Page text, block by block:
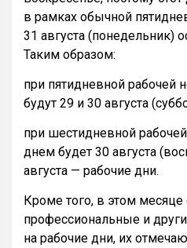
в рамках обычной
31 августа (понедельник)
Таким образом:
при пятидневной
будут 29 и 30 августа
при шестидневной
днем будет 30 августа
августа — рабочие дни.
Кроме того, в этом месяце
профессиональные и
на рабочие дни, их